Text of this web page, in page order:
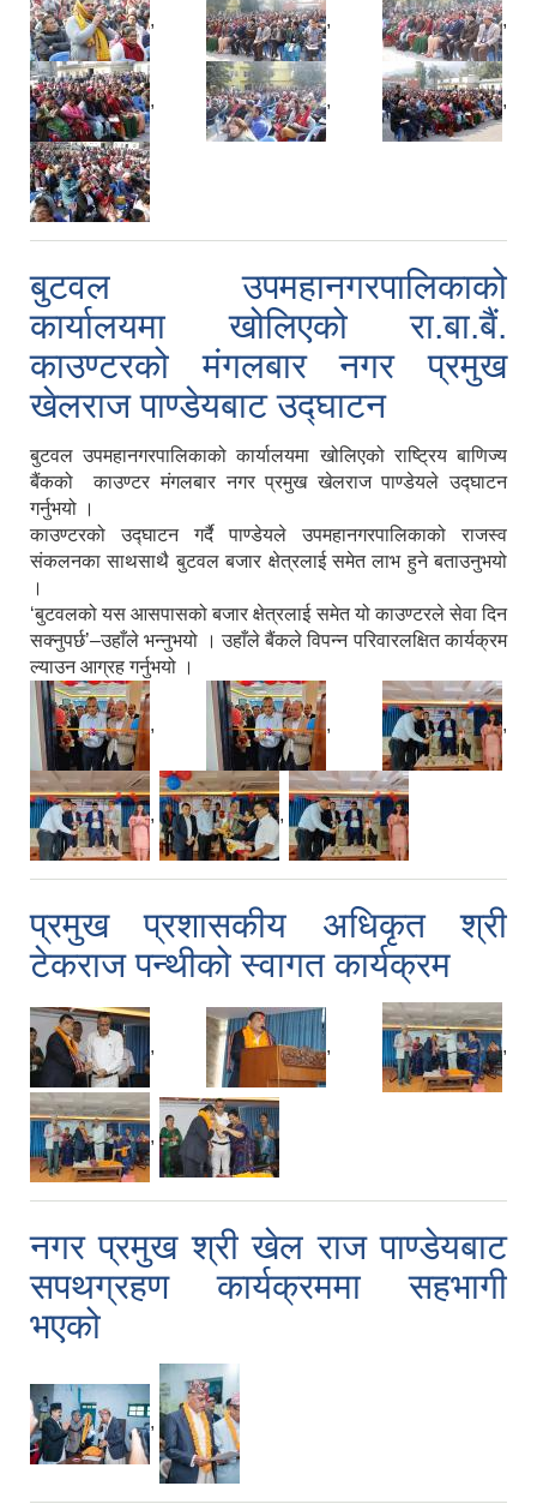
, , ,
, , ,
बुटवल उपमहानगरपालिकाको
कार्यालयमा खोलिएको रा.बा.बैं.
काउण्टरको मंगलबार नगर प्रमुख
खेलराज पाण्डेयबाट उद्घाटन
बुटवल उपमहानगरपालिकाको कार्यालयमा खोलिएको राष्ट्रिय बाणिज्य
बैंकको काउण्टर मंगलबार नगर प्रमुख खेलराज पाण्डेयले उद्घाटन
गर्नुभयो ।
काउण्टरको उद्घाटन गर्दै पाण्डेयले उपमहानगरपालिकाको राजस्व
संकलनका साथसाथै बुटवल बजार क्षेत्रलाई समेत लाभ हुने बताउनुभयो
।
‘बुटवलको यस आसपासको बजार क्षेत्रलाई समेत यो काउण्टरले सेवा दिन
सक्नुपर्छ’–उहाँले भन्नुभयो । उहाँले बैंकले विपन्न परिवारलक्षित कार्यक्रम
ल्याउन आग्रह गर्नुभयो ।
, , ,
, ,
प्रमुख प्रशासकीय अधिकृत श्री
टेकराज पन्थीको स्वागत कार्यक्रम
, , ,
,
नगर प्रमुख श्री खेल राज पाण्डेयबाट
सपथग्रहण कार्यक्रममा सहभागी
भएको
,